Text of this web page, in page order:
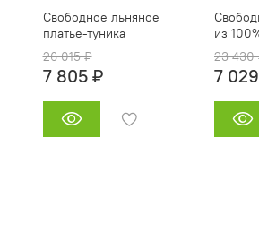
Свободное льняное
платье‑туника
26 015 ₽
7 805 ₽
из
23 430
7